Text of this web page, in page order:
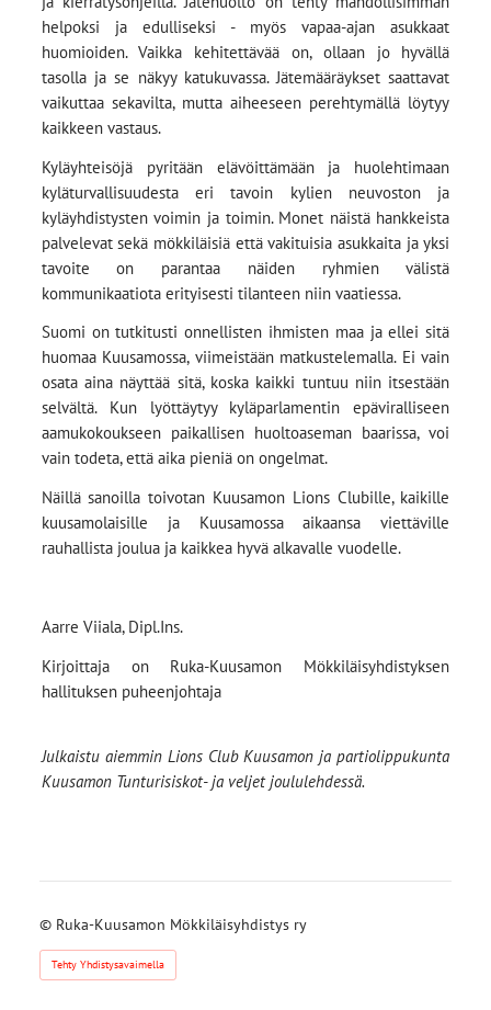
helpoksi ja edulliseksi - myös vapaa-ajan asukkaat
huomioiden. Vaikka kehitettävää on, ollaan jo hyvällä
tasolla ja se näkyy katukuvassa. Jätemääräykset saattavat
vaikuttaa sekavilta, mutta aiheeseen perehtymällä löytyy
kaikkeen vastaus.
Kyläyhteisöjä pyritään elävöittämään ja huolehtimaan
kyläturvallisuudesta eri tavoin kylien neuvoston ja
kyläyhdistysten voimin ja toimin. Monet näistä hankkeista
palvelevat sekä mökkiläisiä että vakituisia asukkaita ja yksi
tavoite on parantaa näiden ryhmien välistä
kommunikaatiota erityisesti tilanteen niin vaatiessa.
Suomi on tutkitusti onnellisten ihmisten maa ja ellei sitä
huomaa Kuusamossa, viimeistään matkustelemalla. Ei vain
osata aina näyttää sitä, koska kaikki tuntuu niin itsestään
selvältä. Kun lyöttäytyy kyläparlamentin epäviralliseen
aamukokoukseen paikallisen huoltoaseman baarissa, voi
vain todeta, että aika pieniä on ongelmat.
Näillä sanoilla toivotan Kuusamon Lions Clubille, kaikille
kuusamolaisille ja Kuusamossa aikaansa viettäville
rauhallista joulua ja kaikkea hyvä alkavalle vuodelle.
Aarre Viiala, Dipl.Ins.
Kirjoittaja on Ruka-Kuusamon Mökkiläisyhdistyksen
hallituksen puheenjohtaja
Julkaistu aiemmin Lions Club Kuusamon ja partiolippukunta
Kuusamon Tunturisiskot- ja veljet joululehdessä.
© Ruka-Kuusamon Mökkiläisyhdistys ry
Tehty Yhdistysavaimella